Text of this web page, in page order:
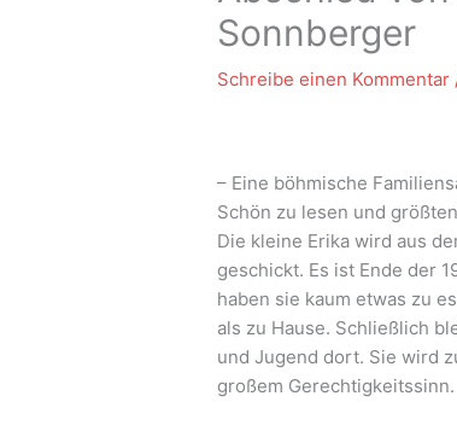
Sonnberger
Schreibe einen Kommentar
– Eine böhmische
Schön zu lesen und
Die kleine Erika wird aus
geschickt. Es ist Ende der
haben sie kaum etwas zu
als zu Hause. Schließlich
und Jugend dort. Sie wird
großem Gerechtigkeitssinn.